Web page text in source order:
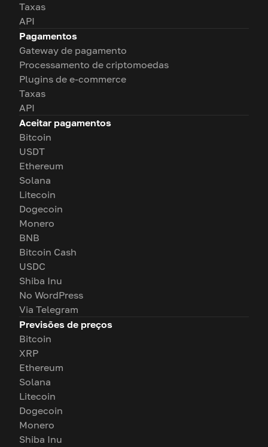
Taxas
API
Pagamentos
Gateway de pagamento
Processamento de criptomoedas
Plugins de e-commerce
Taxas
API
Aceitar pagamentos
Bitcoin
USDT
Ethereum
Solana
Litecoin
Dogecoin
Monero
BNB
Bitcoin Cash
USDC
Shiba Inu
No WordPress
Via Telegram
Previsões de preços
Bitcoin
XRP
Ethereum
Solana
Litecoin
Dogecoin
Monero
Shiba Inu